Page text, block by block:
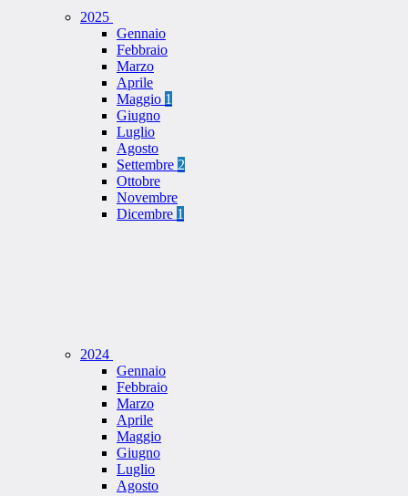
2025
Gennaio
Febbraio
Marzo
Aprile
Maggio 1
Giugno
Luglio
Agosto
Settembre 2
Ottobre
Novembre
Dicembre 1
2024
Gennaio
Febbraio
Marzo
Aprile
Maggio
Giugno
Luglio
Agosto